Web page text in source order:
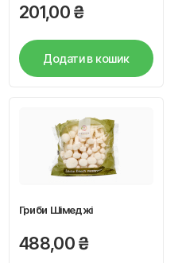
201,00₴
Додати в кошик
Гриби Шімеджі
488,00₴